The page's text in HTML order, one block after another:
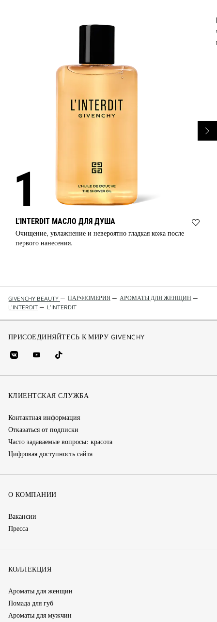
L'INTERDIT МАСЛО ДЛЯ ДУША
Очищение, увлажнение и невероятно гладкая кожа после
первого нанесения.
GIVENCHY BEAUTY — ПАРФЮМЕРИЯ — АРОМАТЫ ДЛЯ ЖЕНЩИН —
L'INTERDIT — L'INTERDIT
ПРИСОЕДИНЯЙТЕСЬ К МИРУ GIVENCHY
vk
(new
youtube
(новое
Tik
Tok
окно)
КЛИЕНТСКАЯ СЛУЖБА
Контактная информация
Отказаться от подписки
Часто задаваемые вопросы: красота
Цифровая доступность сайта
О КОМПАНИИ
Вакансии
Пресса
КОЛЛЕКЦИЯ
Ароматы для женщин
Помада для губ
Ароматы для мужчин